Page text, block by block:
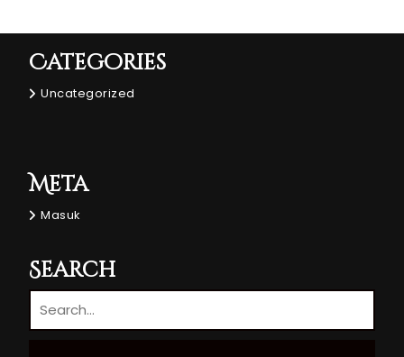
Categories
Uncategorized
Meta
Masuk
Search